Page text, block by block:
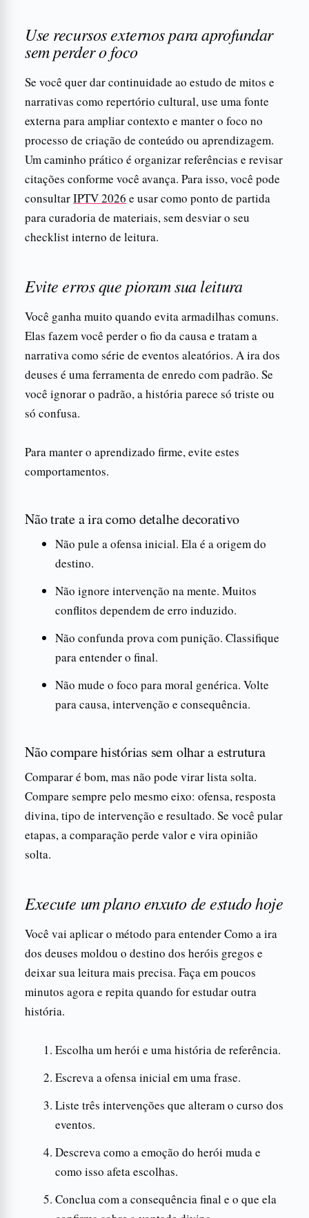
Use recursos externos para aprofundar
sem perder o foco
Se você quer dar continuidade ao estudo de mitos e
narrativas como repertório cultural, use uma fonte
externa para ampliar contexto e manter o foco no
processo de criação de conteúdo ou aprendizagem.
Um caminho prático é organizar referências e revisar
citações conforme você avança. Para isso, você pode
consultarIPTV 2026 e usar como ponto de partida
para curadoria de materiais, sem desviar o seu
checklist interno de leitura.
Evite erros que pioram sua leitura
Você ganha muito quando evita armadilhas comuns.
Elas fazem você perder o fio da causa e tratam a
narrativa como série de eventos aleatórios. A ira dos
deuses é uma ferramenta de enredo com padrão. Se
você ignorar o padrão, a história parece só triste ou
só confusa.
Para manter o aprendizado firme, evite estes
comportamentos.
Não trate a ira como detalhe decorativo
Não pule a ofensa inicial. Ela é a origem do
destino.
Não ignore intervenção na mente. Muitos
conflitos dependem de erro induzido.
Não confunda prova com punição. Classifique
para entender o final.
Não mude o foco para moral genérica. Volte
para causa, intervenção e consequência.
Não compare histórias sem olhar a estrutura
Comparar é bom, mas não pode virar lista solta.
Compare sempre pelo mesmo eixo: ofensa, resposta
divina, tipo de intervenção e resultado. Se você pular
etapas, a comparação perde valor e vira opinião
solta.
Execute um plano enxuto de estudo hoje
Você vai aplicar o método para entender Como a ira
dos deuses moldou o destino dos heróis gregos e
deixar sua leitura mais precisa. Faça em poucos
minutos agora e repita quando for estudar outra
história.
Escolha um herói e uma história de referência.
Escreva a ofensa inicial em uma frase.
Liste três intervenções que alteram o curso dos
eventos.
Descreva como a emoção do herói muda e
como isso afeta escolhas.
Conclua com a consequência final e o que ela